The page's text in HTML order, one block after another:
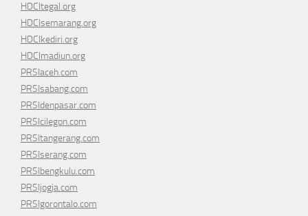
HDCItegal.org
HDCIsemarang.org
HDCIkediri.org
HDCImadiun.org
PRSIaceh.com
PRSIsabang.com
PRSIdenpasar.com
PRSIcilegon.com
PRSItangerang.com
PRSIserang.com
PRSIbengkulu.com
PRSIjogja.com
PRSIgorontalo.com